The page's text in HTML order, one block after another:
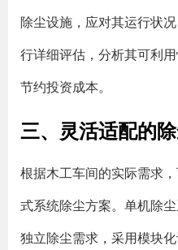
除尘设施，应对其运行状
行详细评估，分析其可利
节约投资成本。
三、灵活适配的
根据木工车间的实际需求
式系统除尘方案。单机除
独立除尘需求，采用模块